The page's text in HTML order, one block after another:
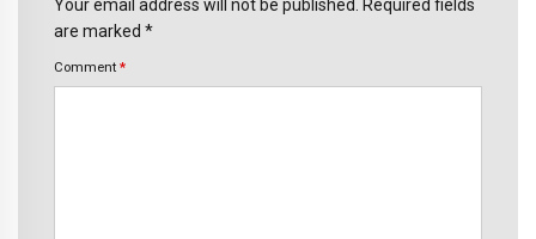
Your email address will not be published. Required fields
are marked *
Comment *